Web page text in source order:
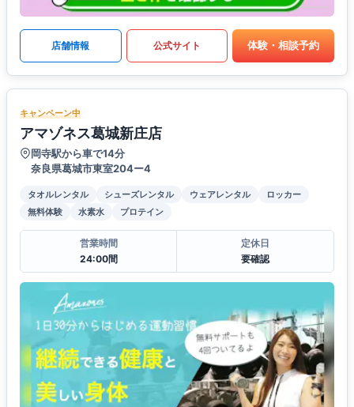
店舗情報 公式サイト 体験・相談予約
キャンペーン中
アマゾネス葛城新庄店
岡寺駅から車で14分
奈良県葛城市東室204ー4
タオルレンタル シューズレンタル ウェアレンタル
ロッカー
無料体験
水素水 プロテイン
営業時間
24:00間
定休日
要確認